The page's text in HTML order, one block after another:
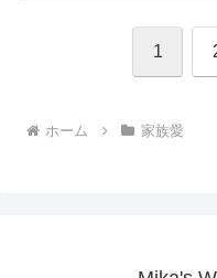
1
ホーム 家族愛